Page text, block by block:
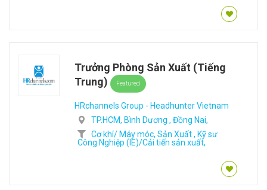
Trưởng Phòng Sản Xuất (Tiếng
Trung)
Featured
HRchannels Group - Headhunter Vietnam
TP.HCM, Bình Dương , Đồng Nai,
Cơ khí/ Máy móc, Sản Xuất , Kỹ sư
Công Nghiệp (IE)/Cải tiến sản xuất,